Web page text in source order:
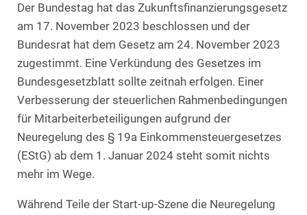
Der Bundestag hat das Zukunftsfinanzierungsgesetz
am 17. November 2023 beschlossen und der
Bundesrat hat dem Gesetz am 24. November 2023
zugestimmt. Eine Verkündung des Gesetzes im
Bundesgesetzblatt sollte zeitnah erfolgen. Einer
Verbesserung der steuerlichen Rahmenbedingungen
für Mitarbeiterbeteiligungen aufgrund der
Neuregelung des § 19a Einkommensteuergesetzes
(EStG) ab dem 1. Januar 2024 steht somit nichts
mehr im Wege.
Während Teile der Start-up-Szene die Neuregelung